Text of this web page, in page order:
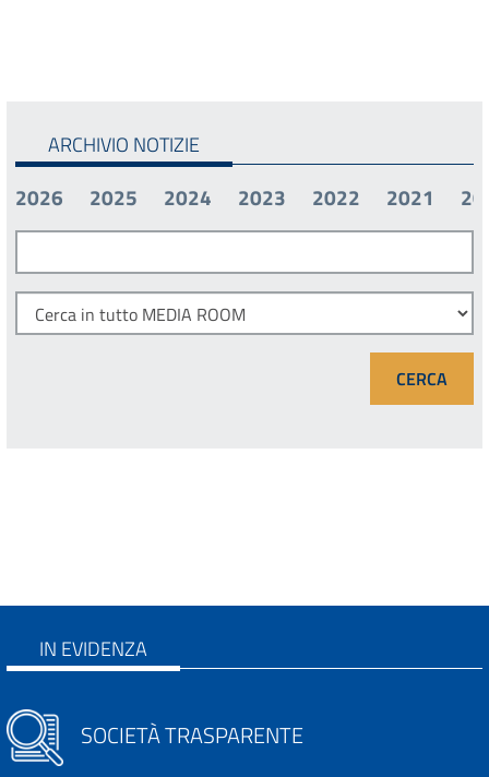
ARCHIVIO NOTIZIE
2026
2025 2024 2023 2022 2021
IN EVIDENZA
SOCIETÀ TRASPARENTE